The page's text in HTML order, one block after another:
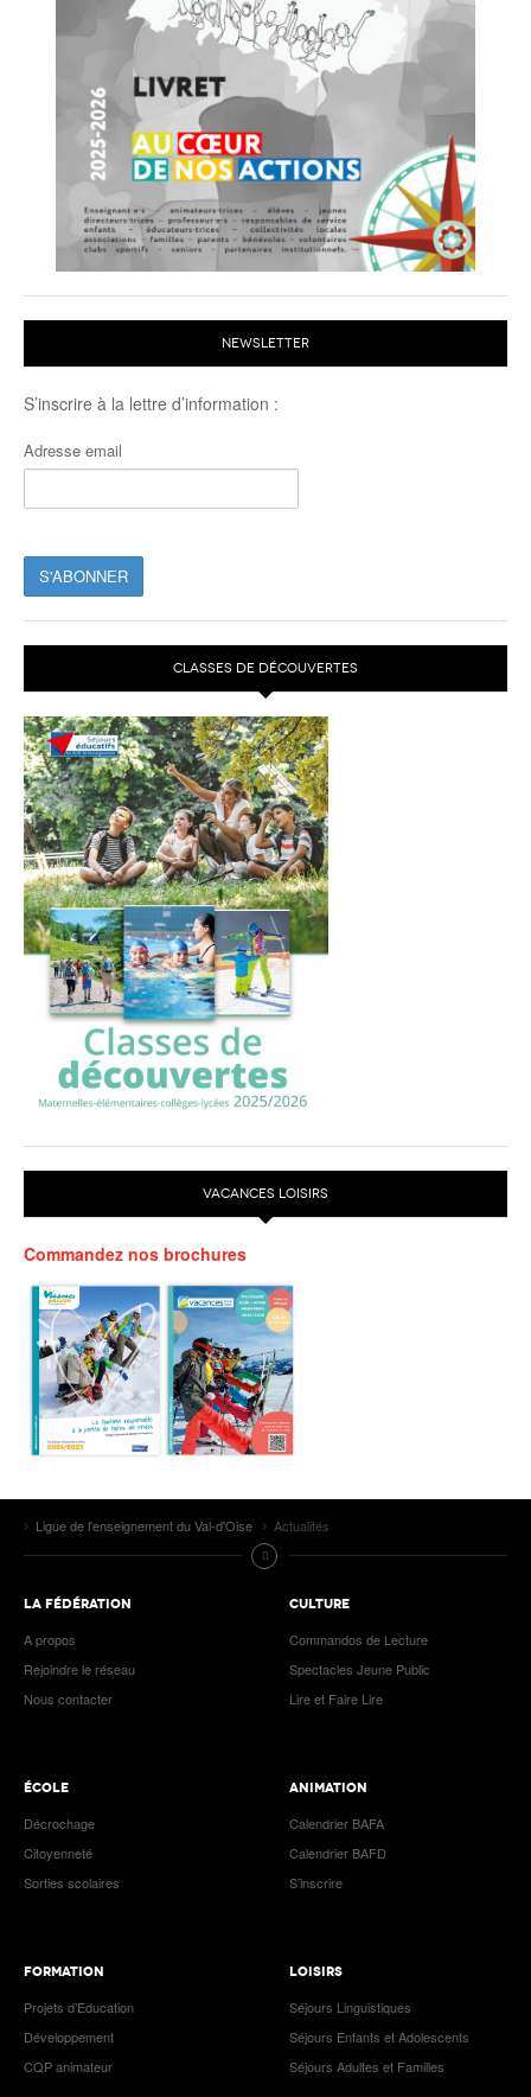
NEWSLETTER
S’inscrire à la lettre d’information :
Adresse email
CLASSES DE DÉCOUVERTES
VACANCES LOISIRS
Commandez nos brochures
Ligue de l'enseignement du Val-d'Oise Actualités
LA FÉDÉRATION
A propos
Rejoindre le réseau
Nous contacter
CULTURE
Commandos de Lecture
Spectacles Jeune Public
Lire et Faire Lire
ÉCOLE
Décrochage
Citoyenneté
Sorties scolaires
ANIMATION
Calendrier BAFA
Calendrier BAFD
S’inscrire
FORMATION
Projets d’Education
Développement
CQP animateur
LOISIRS
Séjours Linguistiques
Séjours Enfants et Adolescents
Séjours Adultes et Familles